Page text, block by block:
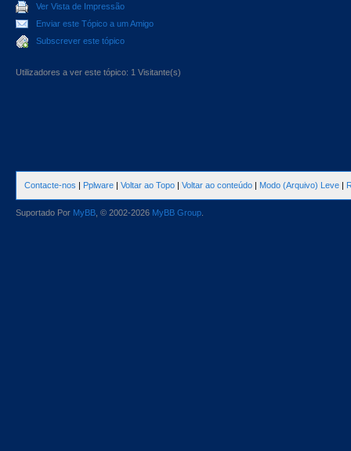
Ver Vista de Impressão
Enviar este Tópico a um Amigo
Subscrever este tópico
Utilizadores a ver este tópico: 1 Visitante(s)
Contacte-nos | Pplware | Voltar ao Topo | Voltar ao conteúdo | Modo (Arquivo) Leve |
Suportado Por MyBB , © 2002-2026 MyBB Group